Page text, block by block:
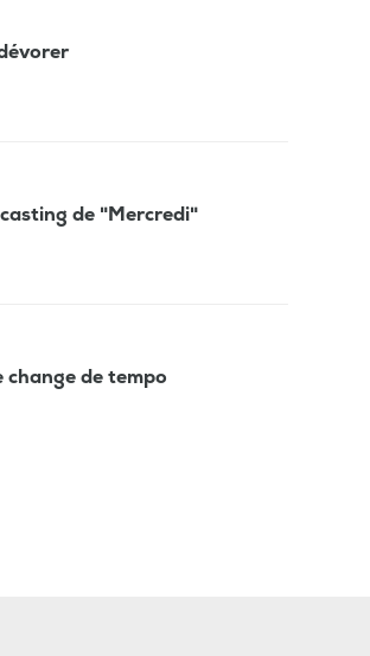
de "Mercredi"
change de tempo